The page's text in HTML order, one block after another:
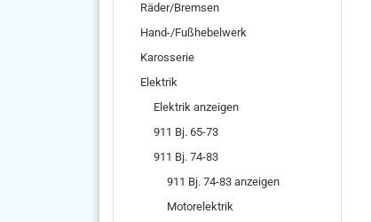
Räder/Bremsen
Hand-/Fußhebelwerk
Karosserie
Elektrik
Elektrik anzeigen
911 Bj. 65-73
911 Bj. 74-83
911 Bj. 74-83 anzeigen
Motorelektrik